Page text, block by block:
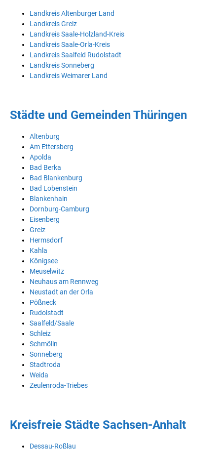
Landkreis Altenburger Land
Landkreis Greiz
Landkreis Saale-Holzland-Kreis
Landkreis Saale-Orla-Kreis
Landkreis Saalfeld Rudolstadt
Landkreis Sonneberg
Landkreis Weimarer Land
Städte und Gemeinden Thüringen
Altenburg
Am Ettersberg
Apolda
Bad Berka
Bad Blankenburg
Bad Lobenstein
Blankenhain
Dornburg-Camburg
Eisenberg
Greiz
Hermsdorf
Kahla
Königsee
Meuselwitz
Neuhaus am Rennweg
Neustadt an der Orla
Pößneck
Rudolstadt
Saalfeld/Saale
Schleiz
Schmölln
Sonneberg
Stadtroda
Weida
Zeulenroda-Triebes
Kreisfreie Städte Sachsen-Anhalt
Dessau-Roßlau